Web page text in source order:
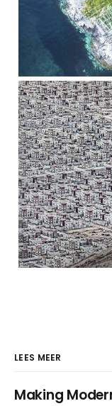
LEES MEER
Making